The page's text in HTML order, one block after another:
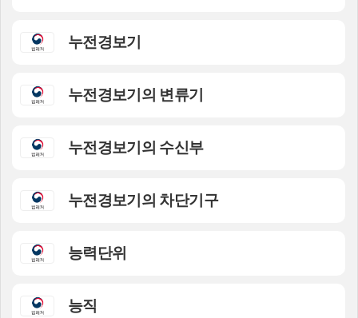
누전경보기
누전경보기의 변류기
누전경보기의 수신부
누전경보기의 차단기구
능력단위
능직